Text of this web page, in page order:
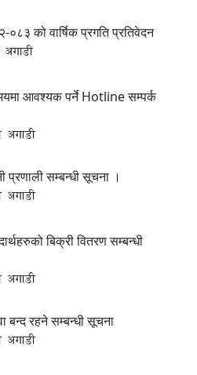
को वार्षिक प्रगति प्रतिवेदन
आवश्यक पर्ने Hotline सम्पर्क
अगाडी
प्रणाली सम्बन्धी सूचना ।
अगाडी
बिक्री वितरण सम्बन्धी
अगाडी
बन्द रहने सम्बन्धी सूचना
अगाडी